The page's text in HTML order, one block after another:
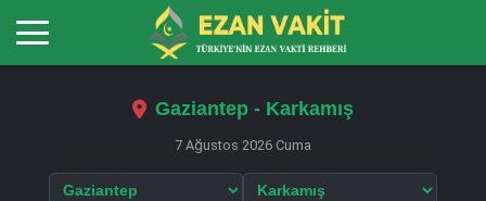
Gaziantep - Karkamış
7 Ağustos 2026 Cuma